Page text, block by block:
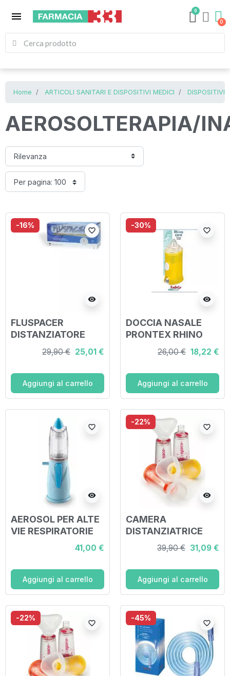
menu 0
Home ARTICOLI SANITARI E DISPOSITIVI MEDICI DISPOSITIVI
AEROSOLTERAPIA/
-16%
visibility
favorite_border
FLUSPACER
DISTANZIATORE
AEROSOL
TRASPARENTE 310
MASCHERINA IN
GOMMA
FLESSIBILE
29,90 € 25,01 €
Aggiungi al carrello
-30%
visibility
favorite_border
DOCCIA NASALE
PRONTEX RHINO
26,00 € 18,22 €
Aggiungi al carrello
visibility
favorite_border
AEROSOL PER ALTE
VIE RESPIRATORIE
RINOWASH COLORE
AZZURRO CON
UNIVERSALE
41,00 €
Aggiungi al carrello
-22%
visibility
favorite_border
CAMERA
DISTANZIATRICE
PER EROGATORI
SPRAY PREDOSATI
PEDIATRICO SPAZIO
MORTO 49ML CON
VALVOLA
INSPIRAZION
39,90 € 31,09 €
Aggiungi al carrello
-22%
favorite_border
-45%
favorite_border